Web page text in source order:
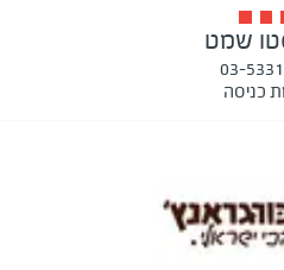
שמט
03-
כניסה